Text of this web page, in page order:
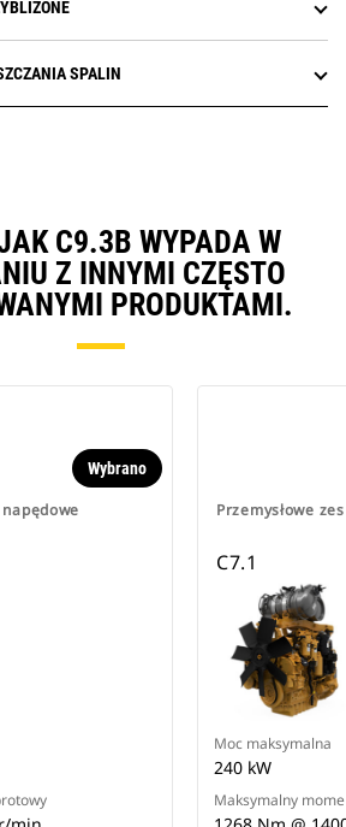
SPALIN
C9.3B WYPADA W
Z INNYMI CZĘSTO
PRODUKTAMI.
napędowe
Wybrano
Przemysłowe
C7.1
Moc maksymalna
240 kW
Maksymalny